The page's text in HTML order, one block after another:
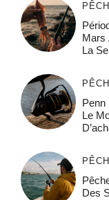
Mars
La
Penn
Le
Des